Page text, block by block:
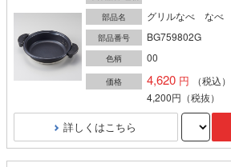
部品名 グリルなべ なべ
部品番号 BG759802G
色柄 00
価格 4,620
（税込）
4,200円 （税抜）
詳しくはこちら